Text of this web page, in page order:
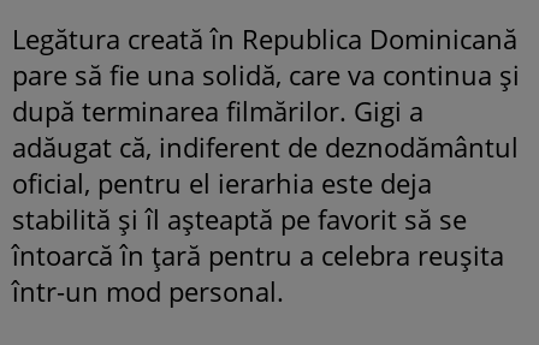
Legătura creată în Republica Dominicană
pare să fie una solidă, care va continua și
după terminarea filmărilor. Gigi a
adăugat că, indiferent de deznodământul
oficial, pentru el ierarhia este deja
stabilită și îl așteaptă pe favorit să se
întoarcă în țară pentru a celebra reușita
într-un mod personal.